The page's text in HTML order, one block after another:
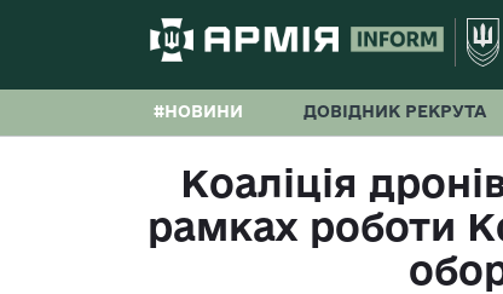
#НОВИНИ ДОВІДНИК РЕКРУТА
Коаліція
рамках роботи